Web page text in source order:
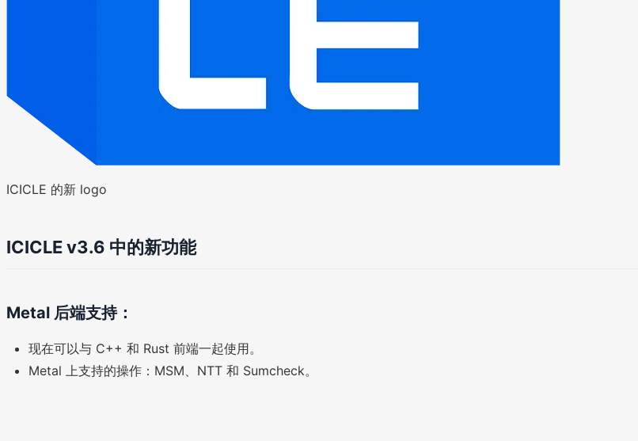
ICICLE 的新 logo
ICICLE v3.6 中的新功能
Metal 后端支持：
现在可以与 C++ 和 Rust 前端一起使用。
Metal 上支持的操作：MSM、NTT 和 Sumcheck。